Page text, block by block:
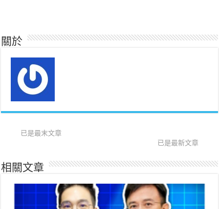
關於
已是最末文章
已是最新文章
相關文章